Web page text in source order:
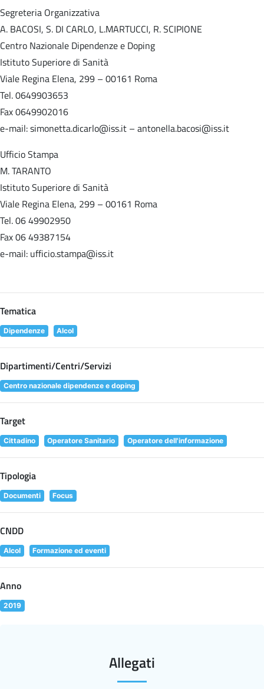
Segreteria Organizzativa
A. BACOSI, S. DI CARLO, L.MARTUCCI, R. SCIPIONE
Centro Nazionale Dipendenze e Doping
Istituto Superiore di Sanità
Viale Regina Elena, 299 – 00161 Roma
Tel. 0649903653
Fax 0649902016
e-mail: simonetta.dicarlo@iss.it – antonella.bacosi@iss.it
Ufficio Stampa
M. TARANTO
Istituto Superiore di Sanità
Viale Regina Elena, 299 – 00161 Roma
Tel. 06 49902950
Fax 06 49387154
e-mail: ufficio.stampa@iss.it
Tematica
Dipendenze Alcol
Dipartimenti/Centri/Servizi
Centro nazionale dipendenze e doping
Target
Cittadino Operatore Sanitario Operatore dell'informazione
Tipologia
Documenti Focus
CNDD
Alcol Formazione ed eventi
Anno
2019
Allegati